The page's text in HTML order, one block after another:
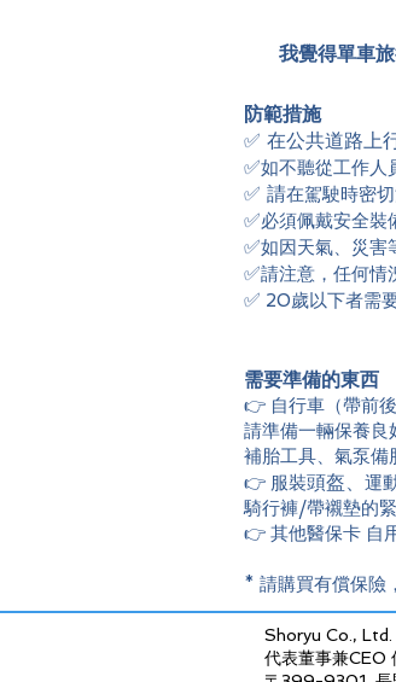
我覺得單車
防範措施
✅ 在公共道路上
✅如不聽從工作人
✅ 請在駕駛時密
✅必須佩戴安全裝
✅如因天氣、災害
✅請注意，任何情
✅ 20歲以下者需
需要準備的東西
👉 自行車（帶前後
請準備一輛保養良
補胎工具、氣泵備
👉 服裝頭盔、 運
騎行褲/帶襯墊的
👉 其他醫保卡 自
* 請購買有償保險
Shoryu Co., Ltd.
代表董事兼